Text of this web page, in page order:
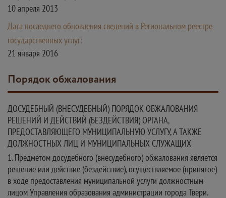
10 апреля 2013
Дата последнего обновления сведений в Региональном реестре
государственных услуг:
21 января 2016
Порядок обжалования
ДОСУДЕБНЫЙ (ВНЕСУДЕБНЫЙ) ПОРЯДОК ОБЖАЛОВАНИЯ
РЕШЕНИЙ И ДЕЙСТВИЙ (БЕЗДЕЙСТВИЯ) ОРГАНА,
ПРЕДОСТАВЛЯЮЩЕГО МУНИЦИПАЛЬНУЮ УСЛУГУ, А ТАКЖЕ
ДОЛЖНОСТНЫХ ЛИЦ И МУНИЦИПАЛЬНЫХ СЛУЖАЩИХ
1. Предметом досудебного (внесудебного) обжалования является
решение или действие (бездействие), осуществляемое (принятое)
в ходе предоставления муниципальной услуги должностным
лицом Управления образования администрации города Твери.